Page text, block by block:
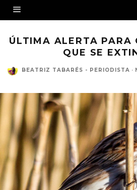
ÚLTIMA ALERTA PARA
QUE SE
BEATRIZ TABARÉS - PERIODISTA ·